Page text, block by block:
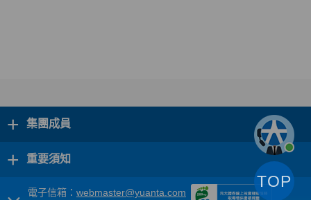
+ 集團成員
+ 重要須知
電子信箱： webmaster@yuanta.com
TOP